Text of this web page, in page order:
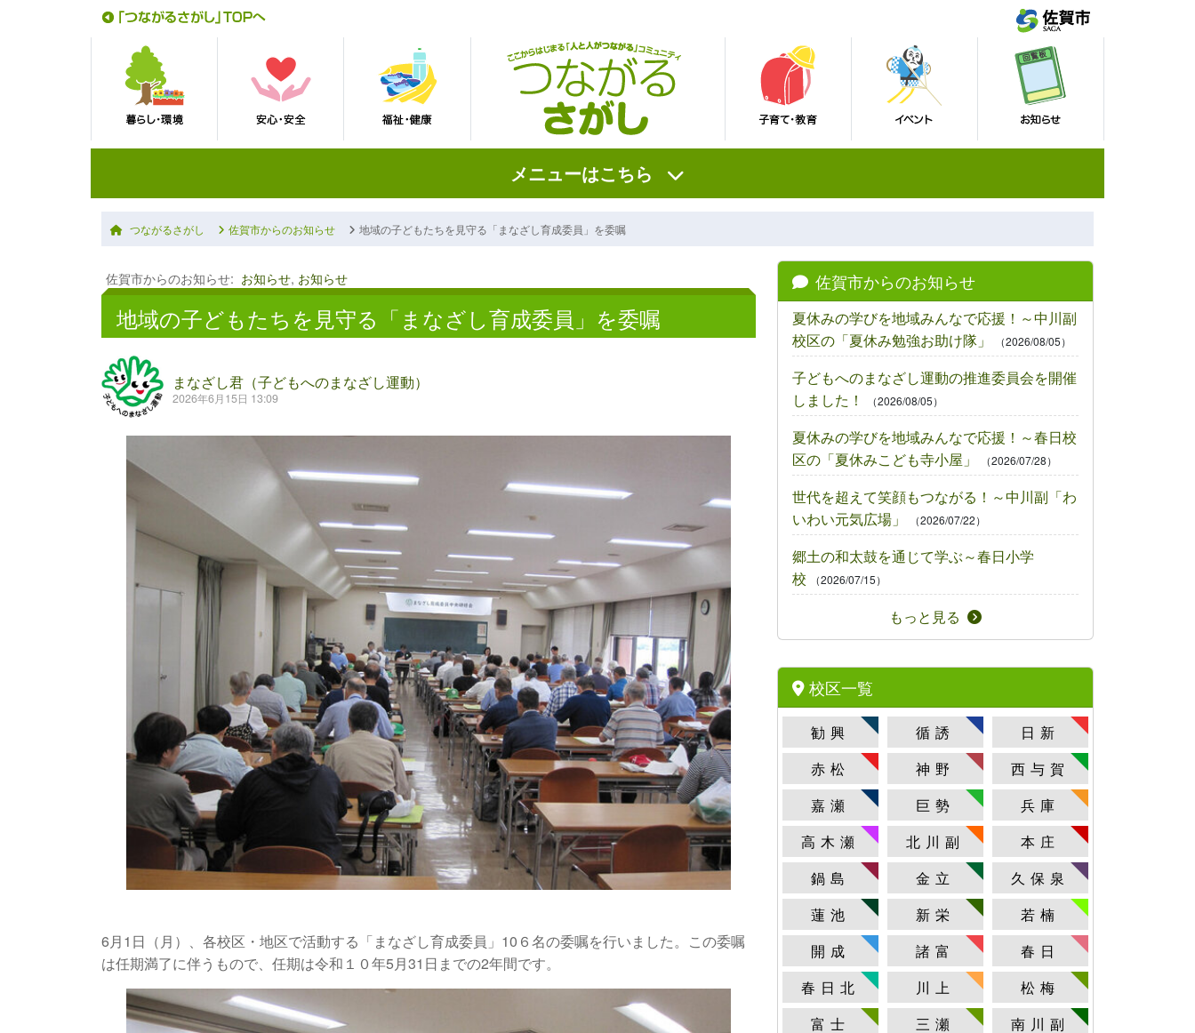
メニューはこちら
つながるさがし 佐賀市からのお知らせ 地域の子どもたちを見守る「まなざし育成委員」を委嘱
佐賀市からのお知らせ: お知らせ, お知らせ
地域の子どもたちを見守る「まなざし育成委員」を委嘱
まなざし君（子どもへのまなざし運動）
2026年6月15日 13:09
6月1日（月）、各校区・地区で活動する「まなざし育成委員」10６名の委嘱を行いました。この委嘱
は任期満了に伴うもので、任期は令和１０年5月31日までの2年間です。
佐賀市からのお知らせ
夏休みの学びを地域みんなで応援！～中川副
校区の「夏休み勉強お助け隊」
（2026/08/05）
子どもへのまなざし運動の推進委員会を開催
しました！
（2026/08/05）
夏休みの学びを地域みんなで応援！～春日校
区の「夏休みこども寺小屋」
（2026/07/28）
世代を超えて笑顔もつながる！～中川副「わ
いわい元気広場」
（2026/07/22）
郷土の和太鼓を通じて学ぶ～春日小学
校
（2026/07/15）
もっと見る
校区一覧
勧興 循誘
日新
赤松
神野
西与賀
嘉瀬
巨勢
兵庫
高木瀬
北川副
本庄
鍋島
金立
久保泉
蓮池
新栄
若楠
開成
諸富
春日
春日北
川上
松梅
富士
三瀬
南川副